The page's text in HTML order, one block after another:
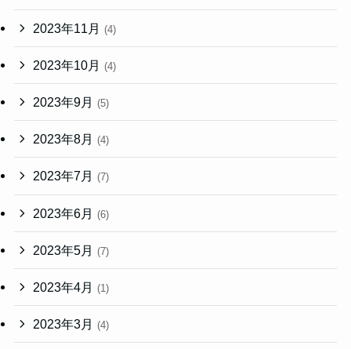
2023年11月 (4)
2023年10月 (4)
2023年9月 (5)
2023年8月 (4)
2023年7月 (7)
2023年6月 (6)
2023年5月 (7)
2023年4月 (1)
2023年3月 (4)